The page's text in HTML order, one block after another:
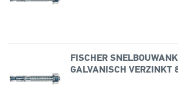
FISCHER
GALVANISCH VERZINKT